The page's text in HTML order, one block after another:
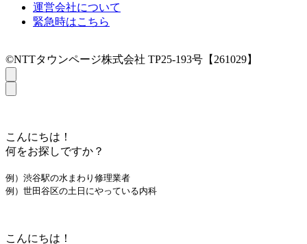
運営会社について
緊急時はこちら
©NTTタウンページ株式会社 TP25-193号【261029】
こんにちは！
何をお探しですか？
例）渋谷駅の水まわり修理業者
例）世田谷区の土日にやっている内科
こんにちは！